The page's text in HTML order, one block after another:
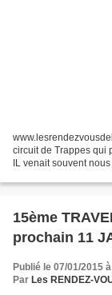
circuit de Trappes qui
IL venait souvent
15ème
prochain 11
Publié le 07/01/2015
Par Les RENDEZ-